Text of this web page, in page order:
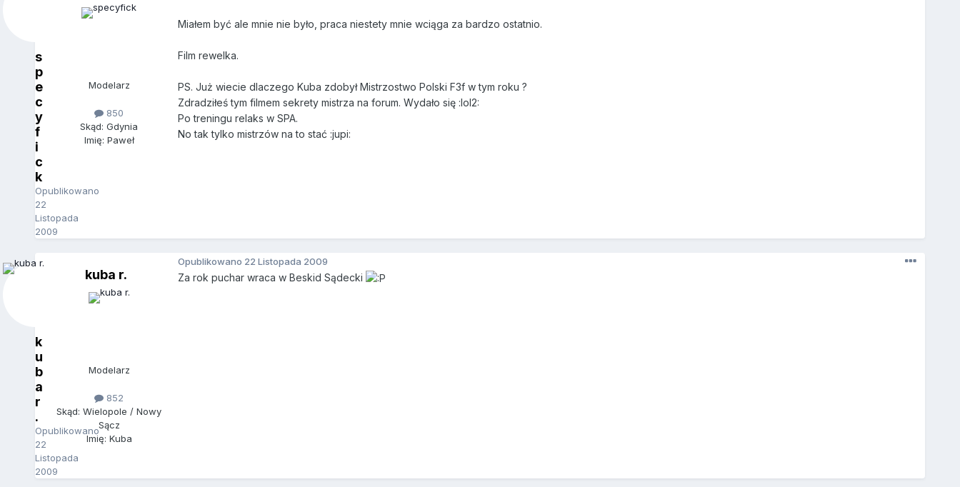
s
p
e
c
y
f
i
c
k
Opublikowano
22
Listopada
2009
Modelarz
850
Skąd: Gdynia
Imię: Paweł
Miałem być ale mnie nie było, praca niestety mnie wciąga za bardzo ostatnio.
Film rewelka.
PS. Już wiecie dlaczego Kuba zdobył Mistrzostwo Polski F3f w tym roku ?
Zdradziłeś tym filmem sekrety mistrza na forum. Wydało się :lol2:
Po treningu relaks w SPA.
No tak tylko mistrzów na to stać :jupi:
k
u
b
a
r
.
Opublikowano
22
Listopada
2009
kuba r.
Modelarz
852
Skąd: Wielopole / Nowy
Sącz
Imię: Kuba
Opublikowano 22 Listopada 2009
Za rok puchar wraca w Beskid Sądecki